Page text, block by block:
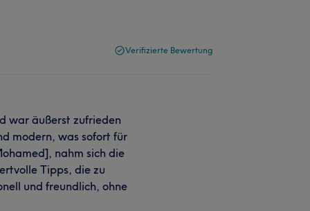
Verifizierte Bewertung
war äußerst zufrieden
modern, was sofort für
nahm sich die
Tipps, die zu
und freundlich, ohne